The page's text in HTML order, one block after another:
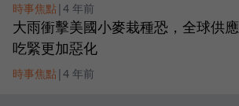
時事焦點| 4 年前
大雨衝擊美國小麥栽種恐，全球供應
吃緊更加惡化
時事焦點| 4 年前